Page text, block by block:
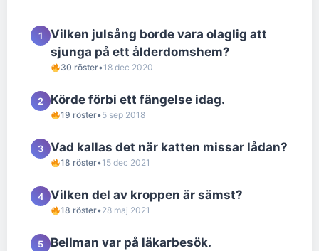
1
Vilken julsång borde vara olaglig att
sjunga på ett ålderdomshem?
30 röster•18 dec 2020
2 Körde förbi ett fängelse idag.
19 röster•5 sep 2018
3 Vad kallas det när katten missar lådan?
18 röster•15 dec 2021
4 Vilken del av kroppen är sämst?
18 röster•28 maj 2021
5 Bellman var på läkarbesök.